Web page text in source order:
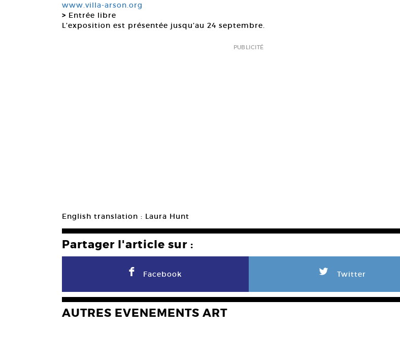
www.villa-arson.org
> Entrée libre
L’exposition est présentée jusqu’au 24 septembre.
PUBLICITÉ
English translation : Laura Hunt
Partager l'article sur :
F Facebook L Twitter
AUTRES EVENEMENTS ART